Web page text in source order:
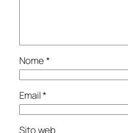
Nome*
Email*
Sito web